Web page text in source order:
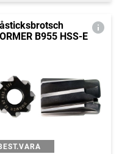
B955 HSS-E